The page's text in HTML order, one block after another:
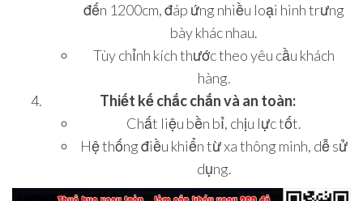
đến 1200cm, đáp ứng nhiều loại hình trưng
bày khác nhau.
Tùy chỉnh kích thước theo yêu cầu khách
hàng.
Thiết kế chắc chắn và an toàn:
Chất liệu bền bỉ, chịu lực tốt.
Hệ thống điều khiển từ xa thông minh, dễ sử
dụng.